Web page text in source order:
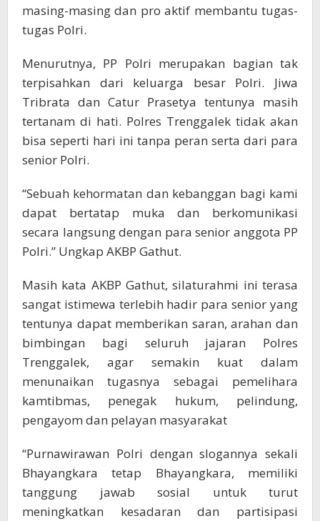
masing-masing dan pro aktif membantu tugas-
tugas Polri.
Menurutnya, PP Polri merupakan bagian tak
terpisahkan dari keluarga besar Polri. Jiwa
Tribrata dan Catur Prasetya tentunya masih
tertanam di hati. Polres Trenggalek tidak akan
bisa seperti hari ini tanpa peran serta dari para
senior Polri.
“Sebuah kehormatan dan kebanggan bagi kami
dapat bertatap muka dan berkomunikasi
secara langsung dengan para senior anggota PP
Polri.” Ungkap AKBP Gathut.
Masih kata AKBP Gathut, silaturahmi ini terasa
sangat istimewa terlebih hadir para senior yang
tentunya dapat memberikan saran, arahan dan
bimbingan bagi seluruh jajaran Polres
Trenggalek, agar semakin kuat dalam
menunaikan tugasnya sebagai pemelihara
kamtibmas, penegak hukum, pelindung,
pengayom dan pelayan masyarakat
“Purnawirawan Polri dengan slogannya sekali
Bhayangkara tetap Bhayangkara, memiliki
tanggung jawab sosial untuk turut
meningkatkan kesadaran dan partisipasi